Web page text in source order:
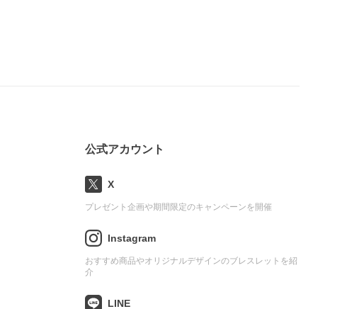
公式アカウント
X
プレゼント企画や期間限定のキャンペーンを開催
Instagram
おすすめ商品やオリジナルデザインのブレスレットを紹
介
LINE